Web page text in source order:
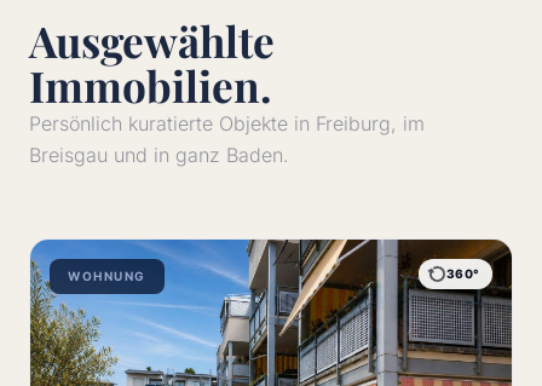
Ausgewählte
Immobilien.
Persönlich kuratierte Objekte in Freiburg, im
Breisgau und in ganz Baden.
WOHNUNG 360°